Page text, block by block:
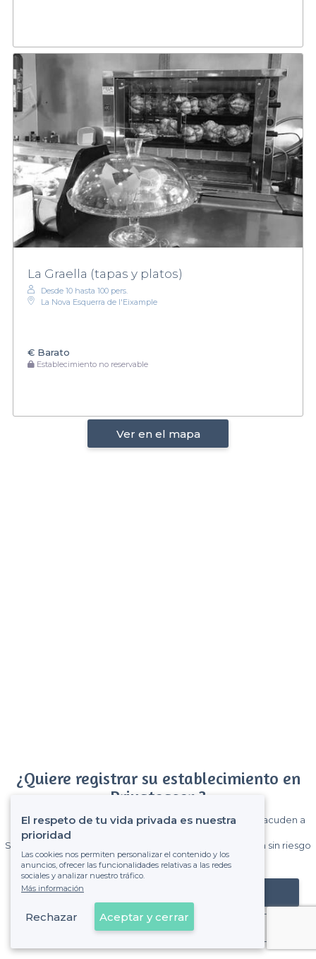
La Graella (tapas y platos)
Desde 10 hasta 100 pers.
La Nova Esquerra de l'Eixample
€ Barato
Establecimiento no reservable
Ver en el mapa
¿Quiere registrar su establecimiento en
Privateaser ?
Gane muchos clientes entre el millón de visitantes que acuden a
Sin comisiones y sin compromiso, pagas una cantidad fija sin riesgo
de ver la factura.
Registrar mi establecimiento
Ya es cliente
El respeto de tu vida privada es nuestra
prioridad
Las cookies nos permiten personalizar el contenido y los
anuncios, ofrecer las funcionalidades relativas a las redes
sociales y analizar nuestro tráfico.
Más información
Rechazar Aceptar y cerrar